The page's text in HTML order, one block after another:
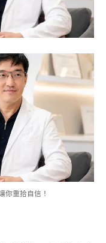
你重拾自信！